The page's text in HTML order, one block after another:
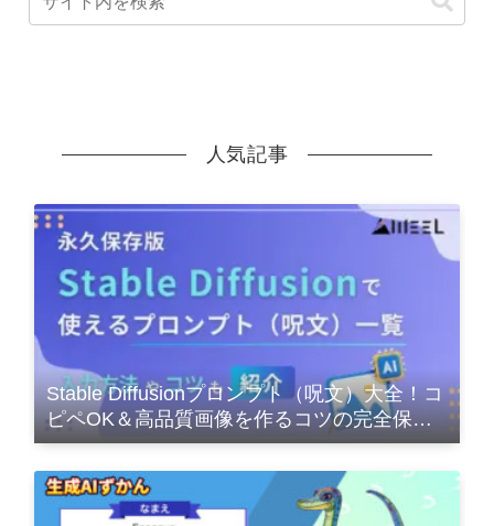
人気記事
Stable Diffusionプロンプト（呪文）大全！コ
ピペOK＆高品質画像を作るコツの完全保存
版